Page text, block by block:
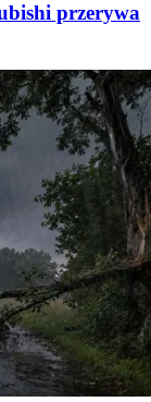
przerywa